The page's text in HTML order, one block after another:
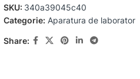
SKU: 340a39045c40
Categorie: Aparatura de laborator
Share: